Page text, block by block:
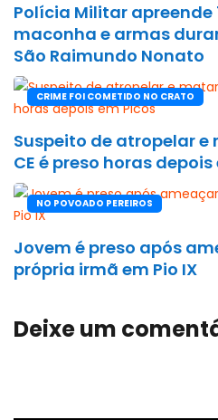
Polícia Militar apreende
maconha e armas
São Raimundo Nonato
CRIME FOI COMETIDO NO CRATO
Suspeito de atropelar
CE é preso horas depois
NO POVOADO PEREIROS
Jovem é preso após
própria irmã em Pio IX
Deixe um